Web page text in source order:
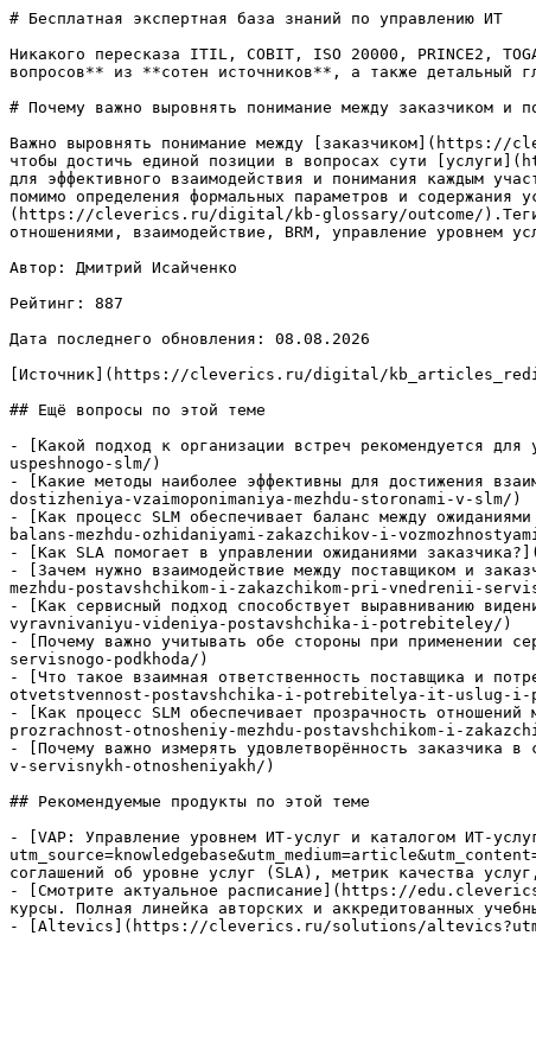
# Бесплатная экспертная база знаний по управлению ИТ
Никакого пересказа ITIL, COBIT, ISO 20000, PRINCE2,
вопросов** из **сотен источников**, а также детальный
# Почему важно выровнять понимание между заказчиком и
Важно выровнять понимание между
чтобы достичь единой позиции в вопросах сути
для эффективного взаимодействия и понимания каждым
помимо определения формальных параметров и содержания
(https://cleverics.ru/digital/kb-glossary/outcome/).Теги:
отношениями, взаимодействие, BRM, управление уровнем
Автор: Дмитрий Исайченко
Рейтинг: 887
Дата последнего обновления: 08.08.2026
[Источник](https://cleverics.ru/digital/
## Ещё вопросы по этой теме
- [Какой подход к организации встреч
uspeshnogo-slm/)
- [Какие методы наиболее эффективны для
dostizheniya-vzaimoponimaniya-mezhdu-storonami-v-slm/)
- [Как процесс SLM обеспечивает баланс между
balans-mezhdu-ozhidaniyami-zakazchikov-i-
- [Как SLA помогает в управлении ожиданиями
- [Зачем нужно взаимодействие между поставщиком и
mezhdu-postavshchikom-i-zakazchikom-pri-vnedrenii-
- [Как сервисный подход способствует выравниванию
vyravnivaniyu-videniya-postavshchika-i-potrebiteley/)
- [Почему важно учитывать обе стороны при
servisnogo-podkhoda/)
- [Что такое взаимная ответственность поставщика и
otvetstvennost-postavshchika-i-potrebitelya-it-uslug-i-
- [Как процесс SLM обеспечивает прозрачность
prozrachnost-otnosheniy-mezhdu-postavshchikom-i-
- [Почему важно измерять удовлетворённость
v-servisnykh-otnosheniyakh/)
## Рекомендуемые продукты по этой теме
- [VAP: Управление уровнем ИТ-услуг и каталогом ИТ-
соглашений об уровне услуг (SLA), метрик качества
- [Смотрите актуальное расписание](https://
курсы. Полная линейка авторских и аккредитованных
- [Altevics](https://cleverics.ru/solutions/